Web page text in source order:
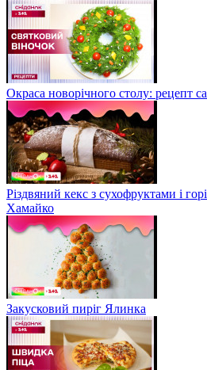
Окраса новорічного столу: рецепт
Різдвяний кекс з сухофруктами і
Хамайко
Закусковий пиріг Ялинка